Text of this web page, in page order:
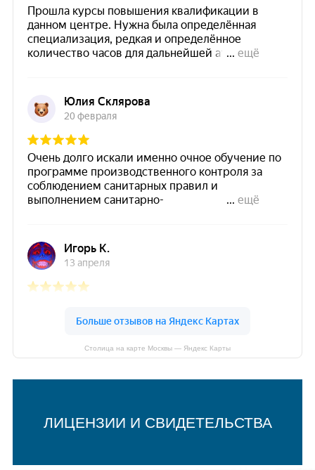
Столица на карте Москвы — Яндекс Карты
ЛИЦЕНЗИИ И СВИДЕТЕЛЬСТВА